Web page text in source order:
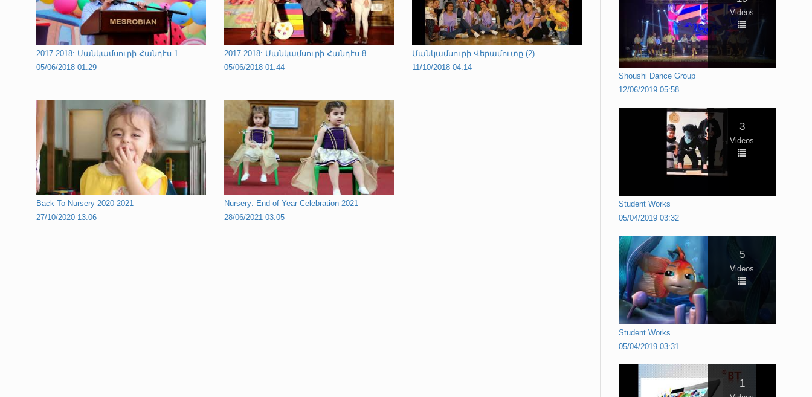
2017-2018: Մանկամսուրի Հանդէս 1
05/06/2018 01:29
2017-2018: Մանկամսուրի Հանդէս 8
05/06/2018 01:44
Մանկամսուրի Վերամուտը (2)
11/10/2018 04:14
Back To Nursery 2020-2021
27/10/2020 13:06
Nursery: End of Year Celebration 2021
28/06/2021 03:05
Videos
Shoushi Dance Group
12/06/2019 05:58
3
Videos
Student Works
05/04/2019 03:32
5
Videos
Student Works
05/04/2019 03:31
1